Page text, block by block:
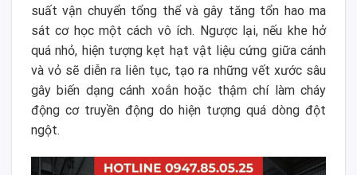
suất vận chuyển tổng thể và gây tăng tổn hao ma
sát cơ học một cách vô ích. Ngược lại, nếu khe hở
quá nhỏ, hiện tượng kẹt hạt vật liệu cứng giữa cánh
và vỏ sẽ diễn ra liên tục, tạo ra những vết xước sâu
gây biến dạng cánh xoắn hoặc thậm chí làm cháy
động cơ truyền động do hiện tượng quá dòng đột
ngột.